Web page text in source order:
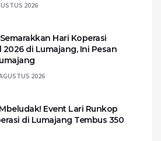
2026
Hari Koperasi
2026 di Lumajang, Ini Pesan
2026
Event Lari Runkop
di Lumajang Tembus 350